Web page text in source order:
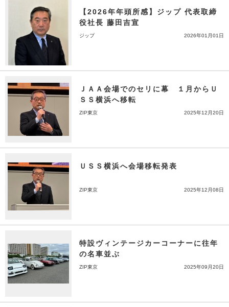
【2026年年頭所感】ジップ 代表取締
役社長 藤田吉宣
ジップ 2026年01月01日
ＪＡＡ会場でのセリに幕 １月からＵ
ＳＳ横浜へ移転
ZIP東京 2025年12月20日
ＵＳＳ横浜へ会場移転発表
ZIP東京 2025年12月08日
特設ヴィンテージカーコーナーに往年
の名車並ぶ
ZIP東京 2025年09月20日